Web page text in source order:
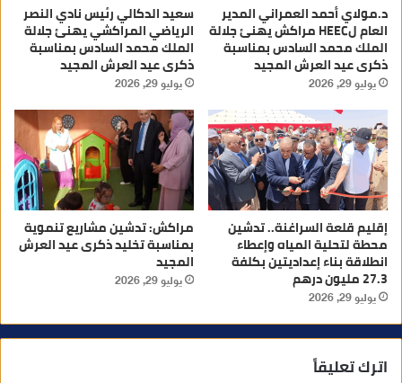
د.مولاي أحمد العمراني المدير
العام لHEEC مراكش يهنئ جلالة
الملك محمد السادس بمناسبة
ذكرى عيد العرش المجيد
يوليو 29, 2026
سعيد الدكالي رئيس نادي النصر
الرياضي المراكشي يهنئ جلالة
الملك محمد السادس بمناسبة
ذكرى عيد العرش المجيد
يوليو 29, 2026
إقليم قلعة السراغنة.. تدشين
محطة لتحلية المياه وإعطاء
انطلاقة بناء إعداديتين بكلفة
27.3 مليون درهم
يوليو 29, 2026
مراكش: تدشين مشاريع تنموية
بمناسبة تخليد ذكرى عيد العرش
المجيد
يوليو 29, 2026
اترك تعليقاً